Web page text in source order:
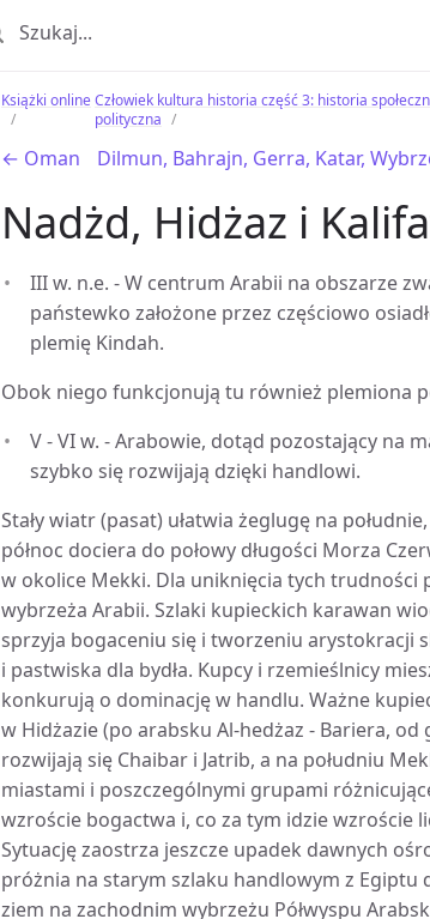
Książki onlineCzłowiek kultura historia część 3: historia
polityczna
← Oman Dilmun, Bahrajn, Gerra, Katar,
Nadżd, Hidżaz i
III w. n.e. - W centrum Arabii na obszarze
państewko założone przez częściowo
plemię Kindah.
Obok niego funkcjonują tu również plemiona
V - VI w. - Arabowie, dotąd pozostający na
szybko się rozwijają dzięki handlowi.
Stały wiatr (pasat) ułatwia żeglugę na
północ dociera do połowy długości Morza
w okolice Mekki. Dla uniknięcia tych trudności
wybrzeża Arabii. Szlaki kupieckich karawan
sprzyja bogaceniu się i tworzeniu arystokracji
i pastwiska dla bydła. Kupcy i rzemieślnicy
konkurują o dominację w handlu. Ważne
w Hidżazie (po arabsku Al-hedżaz - Bariera,
rozwijają się Chaibar i Jatrib, a na południu
miastami i poszczególnymi grupami
wzroście bogactwa i, co za tym idzie wzroście
Sytuację zaostrza jeszcze upadek dawnych
próżnia na starym szlaku handlowym z Egiptu
ziem na zachodnim wybrzeżu Półwyspu